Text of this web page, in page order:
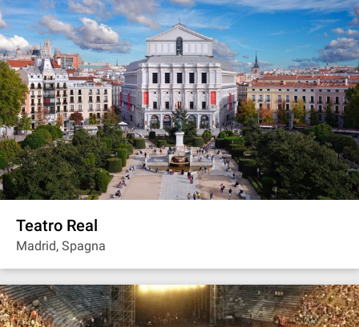
Teatro Real
Madrid, Spagna